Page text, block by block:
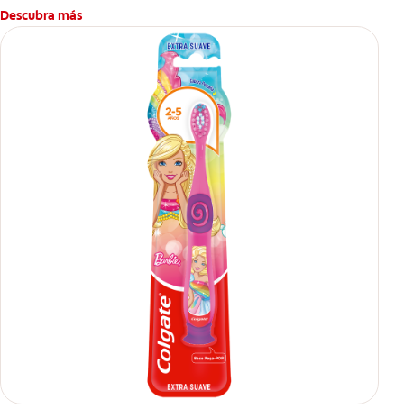
antibacterial.
****Vs crema dental regular con flúor sin ingrediente
**Con el cepillado 2 veces por día y uso continuo por 4
Descubra más